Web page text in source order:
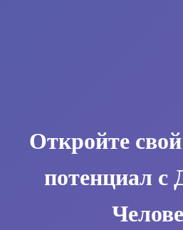
Откройте
потенциал с